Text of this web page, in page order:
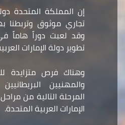
إن المملكة المتحدة
تجاري موثوق وتربطنا
وقد لعبت دوراً هاماً
تطوير دولة الإمارات
وهناك فرص متزايدة
والمهنيين
المرحلة التالية من
الإمارات العربية المتحدة.